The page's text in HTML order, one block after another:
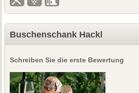
Buschenschank Hackl
Schreiben Sie die erste Bewertung